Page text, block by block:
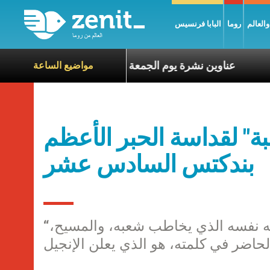
البابا فرنسيس روما
مواضيع الساعةعناوين نشرة يوم الجمعة 7 آب 2026: السلام يُبنى بصبر يومًا بعد يوم الآخرين
لقداسة الحبر الأعظم
بندكتس السادس عشر
“عندما نقرأ الأسفار المقدسة في الكنيسة، فهو الله نفسه الذي يخاطب شعبه، والمسيح،